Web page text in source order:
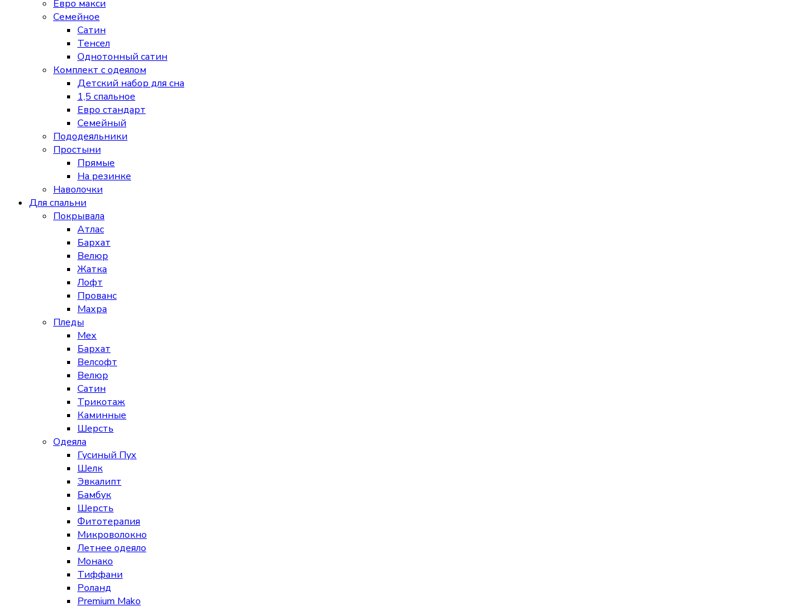
Евро макси
Семейное
Сатин
Тенсел
Однотонный сатин
Комплект с одеялом
Детский набор для сна
1,5 спальное
Евро стандарт
Семейный
Пододеяльники
Простыни
Прямые
На резинке
Наволочки
Для спальни
Покрывала
Атлас
Бархат
Велюр
Жатка
Лофт
Прованс
Махра
Пледы
Мех
Бархат
Велсофт
Велюр
Сатин
Трикотаж
Каминные
Шерсть
Одеяла
Гусиный Пух
Шелк
Эвкалипт
Бамбук
Шерсть
Фитотерапия
Микроволокно
Летнее одеяло
Монако
Тиффани
Роланд
Premium Mako